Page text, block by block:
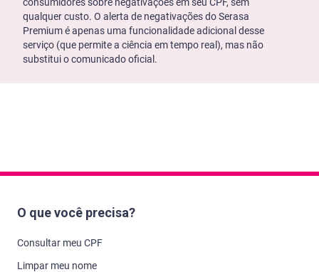
consumidores sobre negativações em seu CPF, sem
qualquer custo. O alerta de negativações do Serasa
Premium é apenas uma funcionalidade adicional desse
serviço (que permite a ciência em tempo real), mas não
substitui o comunicado oficial.
O que você precisa?
Consultar meu CPF
Limpar meu nome